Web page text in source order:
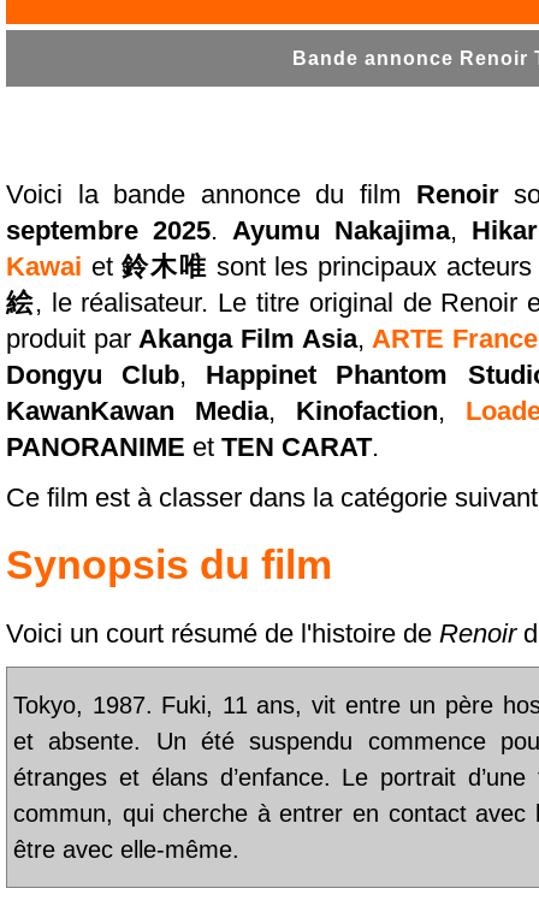
Bande annonce Renoir
Voici la bande annonce du film Renoir
septembre 2025. Ayumu Nakajima,
Kawai et鈴木唯 sont les principaux
絵, le réalisateur. Le titre original de Renoir
produit parAkanga Film Asia,ARTE
Dongyu Club, Happinet Phantom
KawanKawan Media, Kinofaction,
PANORANIME et TEN CARAT.
Ce film est à classer dans la catégorie
Synopsis du film
Voici un court résumé de l'histoire de Renoir
Tokyo, 1987. Fuki, 11 ans, vit entre un père
et absente. Un été suspendu commence
étranges et élans d’enfance. Le portrait
commun, qui cherche à entrer en contact
être avec elle-même.